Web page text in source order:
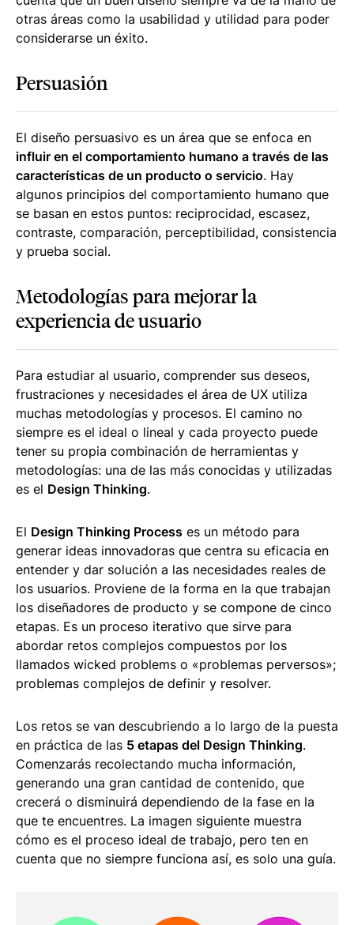
otras áreas como la usabilidad y utilidad para poder
considerarse un éxito.
Persuasión
El diseño persuasivo es un área que se enfoca en
influir en el comportamiento humano a través de las
características de un producto o servicio. Hay
algunos principios del comportamiento humano que
se basan en estos puntos: reciprocidad, escasez,
contraste, comparación, perceptibilidad, consistencia
y prueba social.
Metodologías para mejorar la
experiencia de usuario
Para estudiar al usuario, comprender sus deseos,
frustraciones y necesidades el área de UX utiliza
muchas metodologías y procesos. El camino no
siempre es el ideal o lineal y cada proyecto puede
tener su propia combinación de herramientas y
metodologías: una de las más conocidas y utilizadas
es el Design Thinking.
El Design Thinking Process es un método para
generar ideas innovadoras que centra su eficacia en
entender y dar solución a las necesidades reales de
los usuarios. Proviene de la forma en la que trabajan
los diseñadores de producto y se compone de cinco
etapas. Es un proceso iterativo que sirve para
abordar retos complejos compuestos por los
llamados wicked problems o «problemas perversos»;
problemas complejos de definir y resolver.
Los retos se van descubriendo a lo largo de la puesta
en práctica de las 5 etapas del Design Thinking.
Comenzarás recolectando mucha información,
generando una gran cantidad de contenido, que
crecerá o disminuirá dependiendo de la fase en la
que te encuentres. La imagen siguiente muestra
cómo es el proceso ideal de trabajo, pero ten en
cuenta que no siempre funciona así, es solo una guía.